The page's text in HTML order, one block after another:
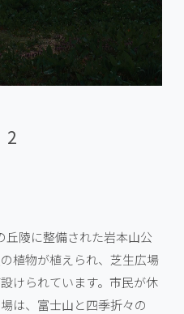
2
丘陵に整備された岩本山公
植物が植えられ、芝生広場
けられています。市民が休
は、富士山と四季折々の